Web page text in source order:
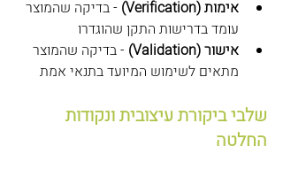
אימות (Verification)
- בדיקה שהמוצר
עומד בדרישות התקן שהוגדרו
אישור (Validation)
- בדיקה שהמוצר
מתאים לשימוש המיועד בתנאי אמת
שלבי ביקורת עיצובית ונקודות
החלטה